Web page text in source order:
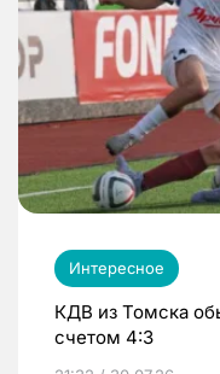
Интересное
КДВ из Томска
счетом 4:3